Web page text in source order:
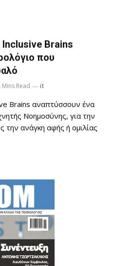
Inclusive Brains
που
Mins Read it
Brains αναπτύσσουν ένα
Νοημοσύνης, για την
ανάγκη αφής ή ομιλίας